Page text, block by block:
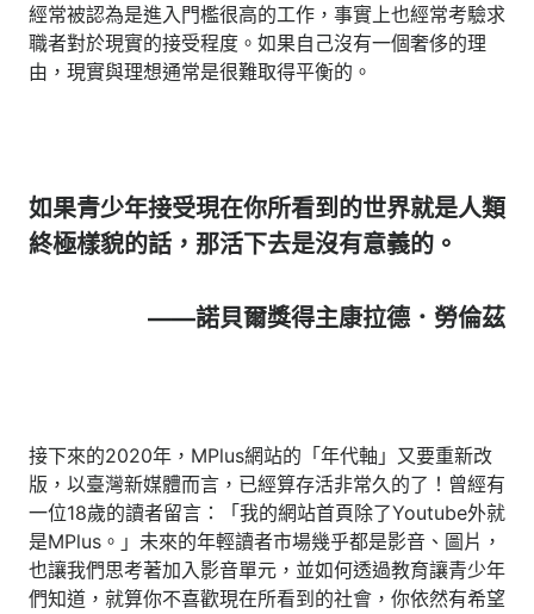
經常被認為是進入門檻很高的工作，事實上也經常考驗求
職者對於現實的接受程度。如果自己沒有一個奢侈的理
由，現實與理想通常是很難取得平衡的。
如果青少年接受現在你所看到的世界就是人類
終極樣貌的話，那活下去是沒有意義的。
――諾貝爾獎得主康拉德．勞倫茲
接下來的2020年，MPlus網站的「年代軸」又要重新改
版，以臺灣新媒體而言，已經算存活非常久的了！曾經有
一位18歲的讀者留言：「我的網站首頁除了Youtube外就
是MPlus。」未來的年輕讀者市場幾乎都是影音、圖片，
也讓我們思考著加入影音單元，並如何透過教育讓青少年
們知道，就算你不喜歡現在所看到的社會，你依然有希望